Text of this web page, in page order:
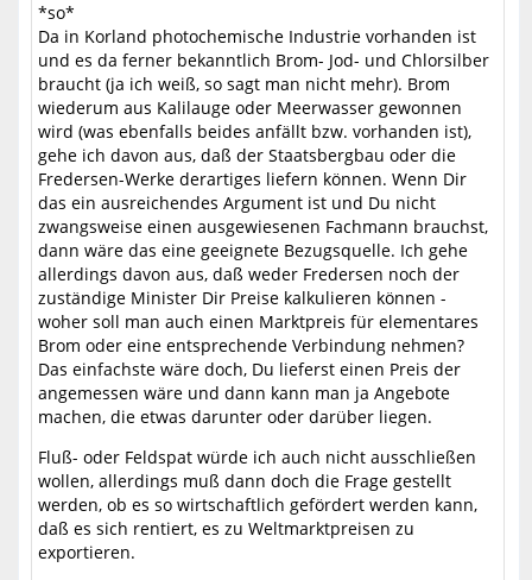
*so*
Da in Korland photochemische Industrie vorhanden ist
und es da ferner bekanntlich Brom- Jod- und Chlorsilber
braucht (ja ich weiß, so sagt man nicht mehr). Brom
wiederum aus Kalilauge oder Meerwasser gewonnen
wird (was ebenfalls beides anfällt bzw. vorhanden ist),
gehe ich davon aus, daß der Staatsbergbau oder die
Fredersen-Werke derartiges liefern können. Wenn Dir
das ein ausreichendes Argument ist und Du nicht
zwangsweise einen ausgewiesenen Fachmann brauchst,
dann wäre das eine geeignete Bezugsquelle. Ich gehe
allerdings davon aus, daß weder Fredersen noch der
zuständige Minister Dir Preise kalkulieren können -
woher soll man auch einen Marktpreis für elementares
Brom oder eine entsprechende Verbindung nehmen?
Das einfachste wäre doch, Du lieferst einen Preis der
angemessen wäre und dann kann man ja Angebote
machen, die etwas darunter oder darüber liegen.
Fluß- oder Feldspat würde ich auch nicht ausschließen
wollen, allerdings muß dann doch die Frage gestellt
werden, ob es so wirtschaftlich gefördert werden kann,
daß es sich rentiert, es zu Weltmarktpreisen zu
exportieren.